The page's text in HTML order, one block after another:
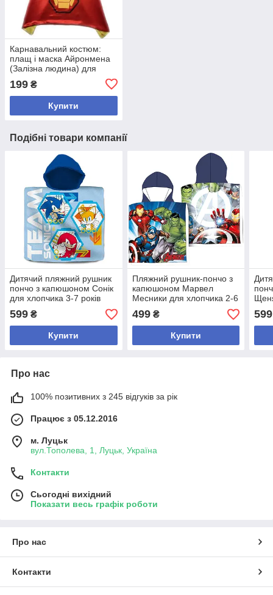
Карнавальний костюм:
плащ і маска Айронмена
(Залізна людина) для
199 ₴
Купити
Подібні товари компанії
Дитячий пляжний рушник
пончо з капюшоном Сонік
для хлопчика 3-7 років
599 ₴
Купити
Пляжний рушник-пончо з
капюшоном Марвел
Месники для хлопчика 2-6
років
499₴
Купити
599
Про нас
100% позитивних з 245 відгуків за рік
Працює з 05.12.2016
м. Луцьк
вул.Тополева, 1, Луцьк, Україна
Контакти
Сьогодні вихідний
Показати весь графік роботи
Про нас
Контакти